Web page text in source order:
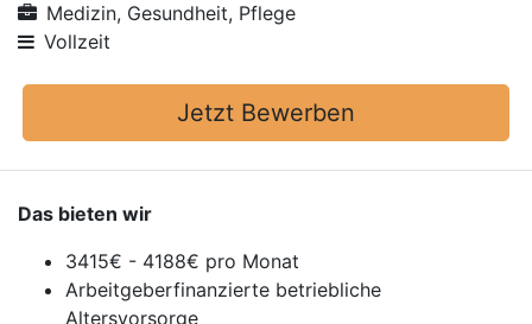
Medizin, Gesundheit, Pflege
Vollzeit
Jetzt Bewerben
Das bieten wir
3415€ - 4188€ pro Monat
Arbeitgeberfinanzierte betriebliche
Altersvorsorge